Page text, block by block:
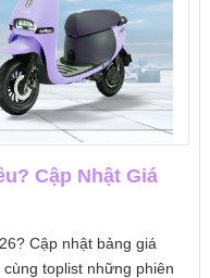
Cập Nhật Giá
Cập nhật bảng giá
toplist những phiên